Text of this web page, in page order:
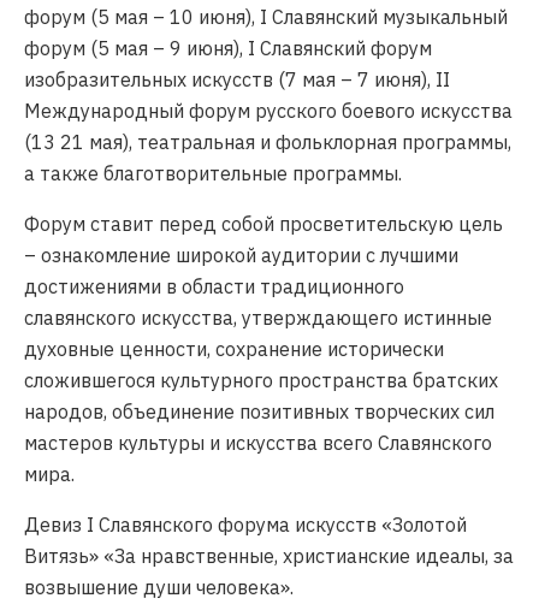
форум (5 мая – 10 июня), I Славянский музыкальный
форум (5 мая – 9 июня), I Славянский форум
изобразительных искусств (7 мая – 7 июня), II
Международный форум русского боевого искусства
(13 21 мая), театральная и фольклорная программы,
а также благотворительные программы.
Форум ставит перед собой просветительскую цель
– ознакомление широкой аудитории с лучшими
достижениями в области традиционного
славянского искусства, утверждающего истинные
духовные ценности, сохранение исторически
сложившегося культурного пространства братских
народов, объединение позитивных творческих сил
мастеров культуры и искусства всего Славянского
мира.
Девиз I Славянского форума искусств «Золотой
Витязь» «За нравственные, христианские идеалы, за
возвышение души человека».